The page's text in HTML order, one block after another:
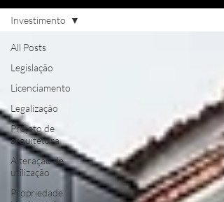
All Posts
Legislação
Licenciamento
Legalização
Projeto de
arquitetura
Alteração de
utilização
Propriedade
Investimento